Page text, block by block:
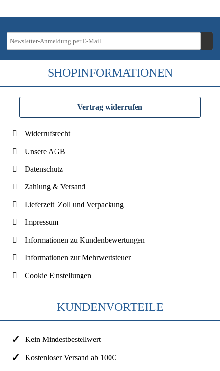
SHOPINFORMATIONEN
Vertrag widerrufen
Widerrufsrecht
Unsere AGB
Datenschutz
Zahlung & Versand
Lieferzeit, Zoll und Verpackung
Impressum
Informationen zu Kundenbewertungen
Informationen zur Mehrwertsteuer
Cookie Einstellungen
KUNDENVORTEILE
Kein Mindestbestellwert
Kostenloser Versand ab 100€